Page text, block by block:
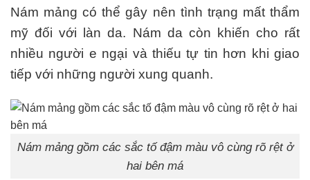
Nám mảng có thể gây nên tình trạng mất thẩm
mỹ đối với làn da. Nám da còn khiến cho rất
nhiều người e ngại và thiếu tự tin hơn khi giao
tiếp với những người xung quanh.
Nám mảng gồm các sắc tố đậm màu vô cùng rõ rệt ở
hai bên má